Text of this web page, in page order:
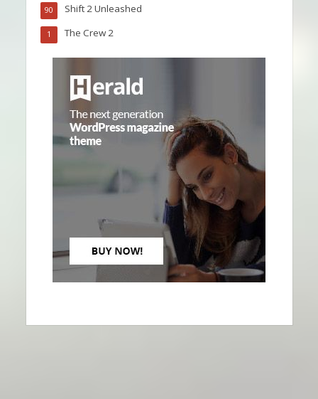
Shift 2 Unleashed
90
The Crew 2
1